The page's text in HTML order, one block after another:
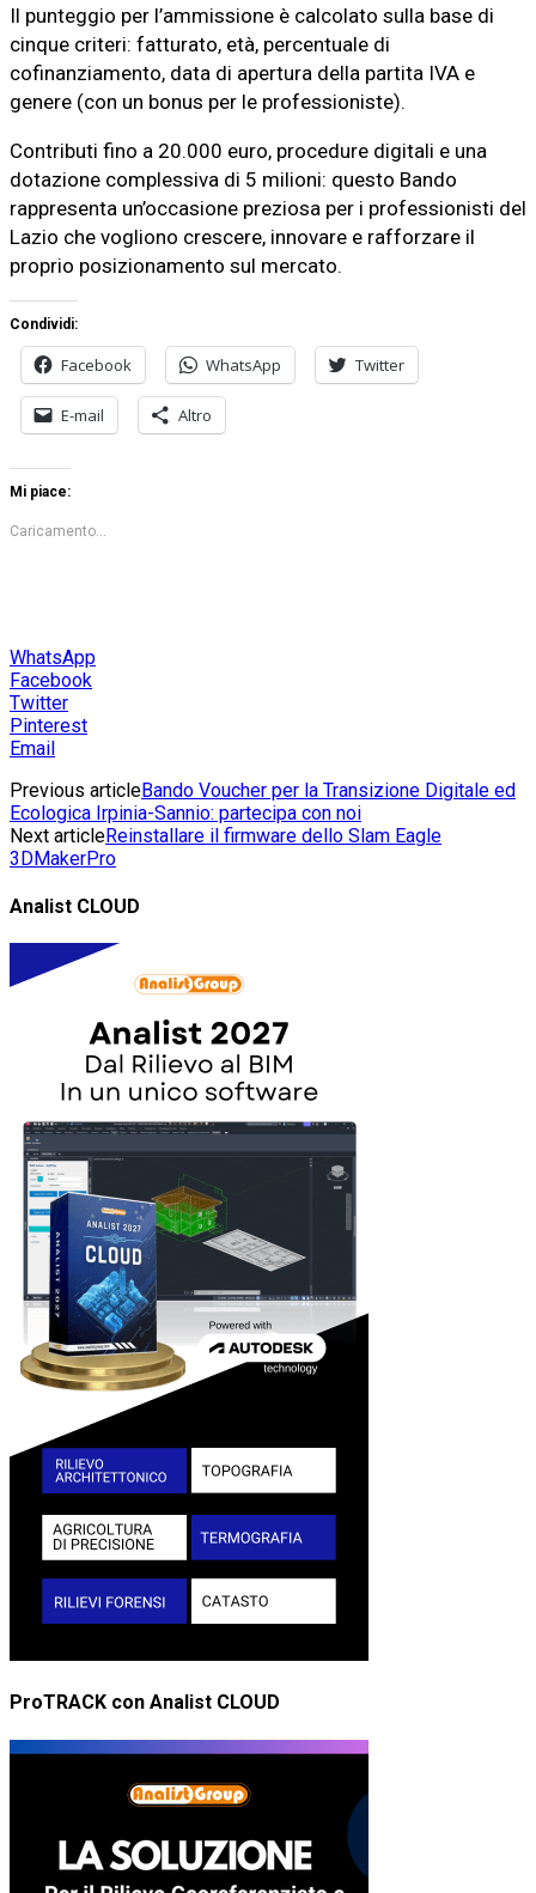
Il punteggio per l’ammissione è calcolato sulla base di
cinque criteri: fatturato, età, percentuale di
cofinanziamento, data di apertura della partita IVA e
genere (con un bonus per le professioniste).
Contributi fino a 20.000 euro, procedure digitali e una
dotazione complessiva di 5 milioni: questo Bando
rappresenta un’occasione preziosa per i professionisti del
Lazio che vogliono crescere, innovare e rafforzare il
proprio posizionamento sul mercato.
Condividi:
Facebook WhatsApp Twitter
E-mail Altro
Mi piace:
Caricamento...
WhatsApp
Facebook
Twitter
Pinterest
Email
Previous articleBando Voucher per la Transizione Digitale ed
Ecologica Irpinia-Sannio: partecipa con noi
Next articleReinstallare il firmware dello Slam Eagle
3DMakerPro
Analist CLOUD
ProTRACK con Analist CLOUD